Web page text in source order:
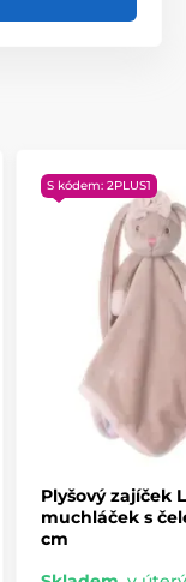
S kódem: 2PLUS1
Plyšový zajíček
muchláček s
cm